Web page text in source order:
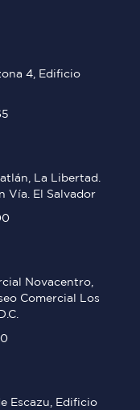
4, Edificio
La Libertad.
Vía. El Salvador
Novacentro,
Comercial Los
Escazu, Edificio